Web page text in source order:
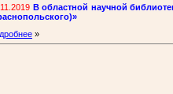
В областной научной
»